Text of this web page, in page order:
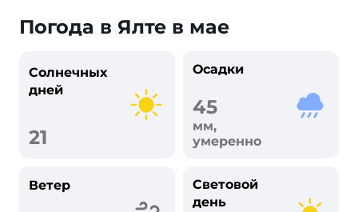
Погода в Ялте в мае
Солнечных
дней
21
Осадки
45
мм,
умеренно
Ветер
Световой
день